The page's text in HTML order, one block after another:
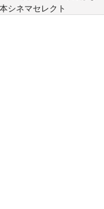
シネマセレクト